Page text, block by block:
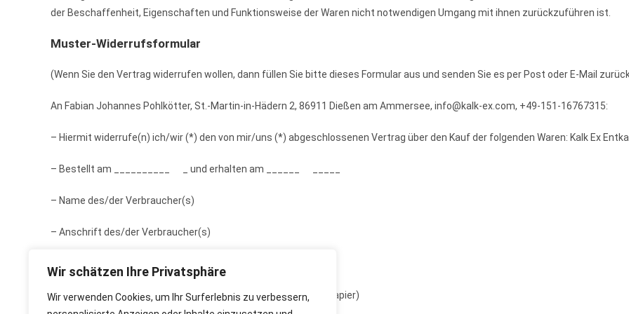
Wir schätzen Ihre Privatsphäre
Wir verwenden Cookies, um Ihr Surferlebnis zu verbessern,
der Beschaffenheit, Eigenschaften und Funktionsweise der Waren nicht notwendigen Umgang mit ihnen zurückzuführen ist.
Muster-Widerrufsformular
(Wenn Sie den Vertrag widerrufen wollen, dann füllen Sie bitte dieses Formular aus und senden Sie es per Post oder E-Mail
An Fabian Johannes Pohlkötter, St.-Martin-in-Hädern 2, 86911 Dießen am Ammersee, info@kalk-ex.com, +49-151-16767315:
– Hiermit widerrufe(n) ich/wir (*) den von mir/uns (*) abgeschlossenen Vertrag über den Kauf der folgenden Waren: Kalk Ex
– Bestellt am __________ _ und erhalten am ______ _____
– Name des/der Verbraucher(s)
– Anschrift des/der Verbraucher(s)
– Unterschrift des/der Verbraucher(s) (nur bei Mitteilung auf Papier)